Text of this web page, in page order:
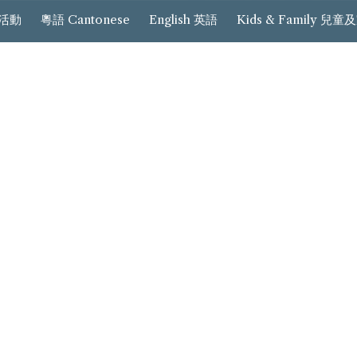
動 粵語 Cantonese English 英語 Kids & Family 兒童